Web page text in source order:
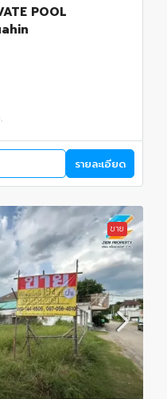
POOL
รายละเอียด
ขาย